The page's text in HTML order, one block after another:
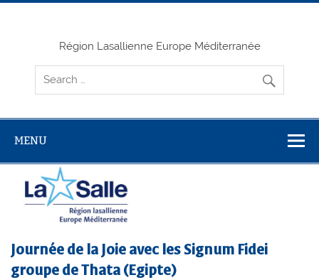
Skip
Région Lasallienne Europe Méditerranée
MENU
Journée de la Joie avec les Signum Fidei
groupe de Thata (Egipte)